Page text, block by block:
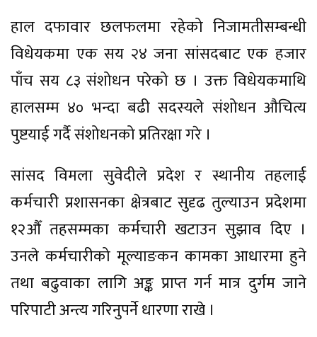
हाल दफावार छलफलमा रहेको निजामतीसम्बन्धी
विधेयकमा एक सय २४ जना सांसदबाट एक हजार
पाँच सय ८३ संशोधन परेको छ । उक्त विधेयकमाथि
हालसम्म ४० भन्दा बढी सदस्यले संशोधन औचित्य
पुष्टयाई गर्दै संशोधनको प्रतिरक्षा गरे ।
सांसद विमला सुवेदीले प्रदेश र स्थानीय तहलाई
कर्मचारी प्रशासनका क्षेत्रबाट सुदृढ तुल्याउन प्रदेशमा
१२औँ तहसम्मका कर्मचारी खटाउन सुझाव दिए ।
उनले कर्मचारीको मूल्याङकन कामका आधारमा हुने
तथा बढुवाका लागि अङ्क प्राप्त गर्न मात्र दुर्गम जाने
परिपाटी अन्त्य गरिनुपर्ने धारणा राखे ।